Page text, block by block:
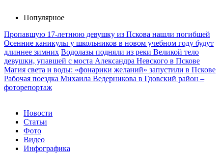
Популярное
Пропавшую 17-летнюю девушку из Пскова нашли погибшей
Осенние каникулы у школьников в новом учебном году будут
длиннее зимних Водолазы подняли из реки Великой тело
девушки, упавшей с моста Александра Невского в Пскове
Магия света и воды: «фонарики желаний» запустили в Пскове
Рабочая поездка Михаила Ведерникова в Гдовский район –
фоторепортаж
Новости
Статьи
Фото
Видео
Инфографика